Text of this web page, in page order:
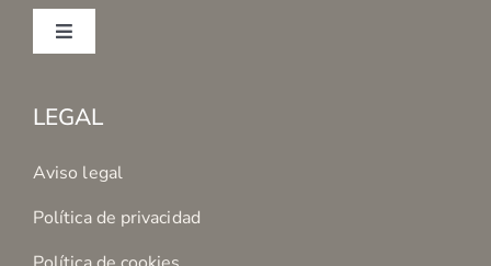
Toggle
Condiciones de Compra
Formas de Pago
LEGAL
Aviso legal
Política de privacidad